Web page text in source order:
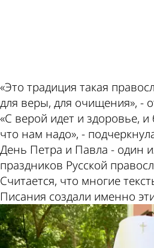
«Это традиция такая
для веры, для очищения», -
«С верой идет и здоровье, и
что нам надо», -
День Петра и Павла - один
праздников Русской
Считается, что многие
Писания создали именно